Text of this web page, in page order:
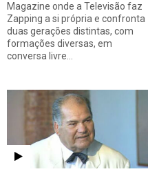
Magazine onde a Televisão faz
Zapping a si própria e confronta
duas gerações distintas, com
formações diversas, em
conversa livre…